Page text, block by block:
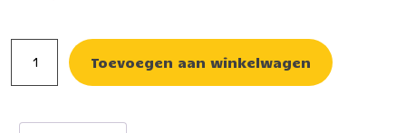
Toevoegen aan winkelwagen